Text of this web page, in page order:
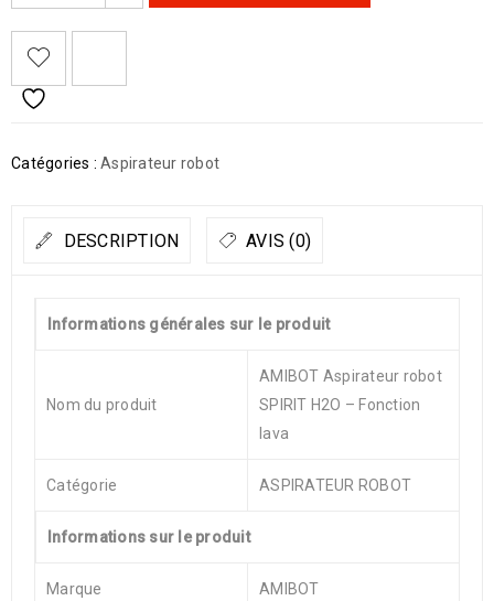
Catégories : Aspirateur robot
DESCRIPTION AVIS (0)
Informations générales sur le produit
Nom du produit
AMIBOT Aspirateur robot
SPIRIT H2O – Fonction
lava
Catégorie ASPIRATEUR ROBOT
Informations sur le produit
Marque AMIBOT